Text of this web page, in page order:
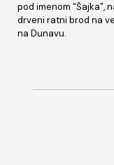
pod imenom “Šajka”,
drveni ratni brod na
na Dunavu.